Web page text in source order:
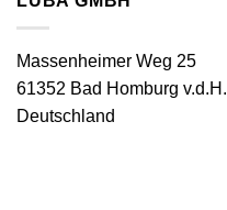
Massenheimer Weg 25
61352 Bad Homburg v.d.H.
Deutschland